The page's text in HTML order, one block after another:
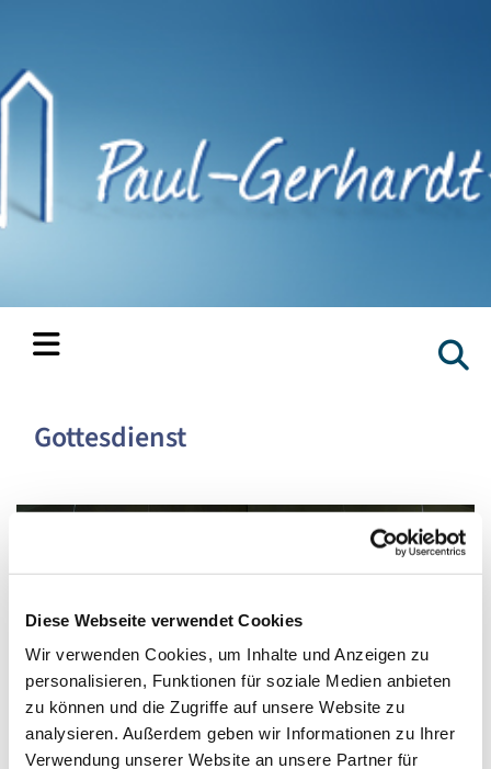
Diese Webseite verwendet Cookies
Wir verwenden Cookies, um Inhalte und Anzeigen zu
personalisieren, Funktionen für soziale Medien anbieten
zu können und die Zugriffe auf unsere Website zu
analysieren. Außerdem geben wir Informationen zu Ihrer
Verwendung unserer Website an unsere Partner für
Gottesdienst
© Axel Nordmaier, Ratzeburger Paramentenwerkstatt